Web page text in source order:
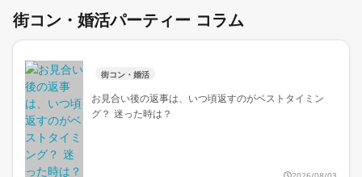
街コン・婚活パーティー コラム
街コン・婚活
お見合い後の返事は、いつ頃返すのがベストタイミン
グ？ 迷った時は？